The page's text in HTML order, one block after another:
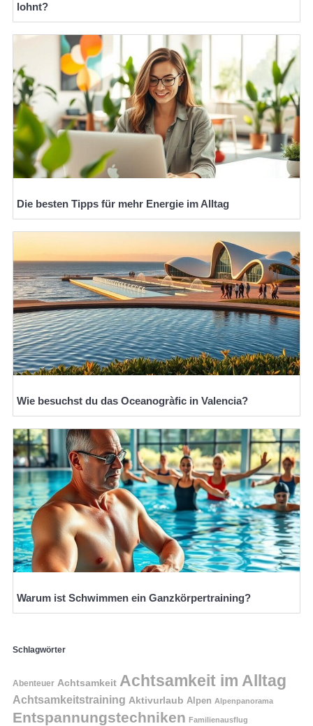
lohnt?
Die besten Tipps für mehr Energie im Alltag
Wie besuchst du das Oceanogràfic in Valencia?
Warum ist Schwimmen ein Ganzkörpertraining?
Schlagwörter
Abenteuer Achtsamkeit Achtsamkeit im Alltag
Achtsamkeitstraining Aktivurlaub Alpen Alpenpanorama
Entspannungstechniken Familienausflug